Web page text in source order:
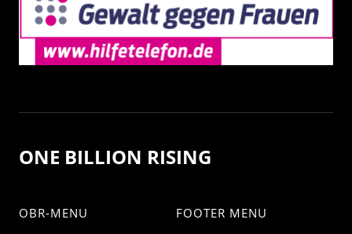
ONE BILLION RISING
OBR-MENU FOOTER MENU